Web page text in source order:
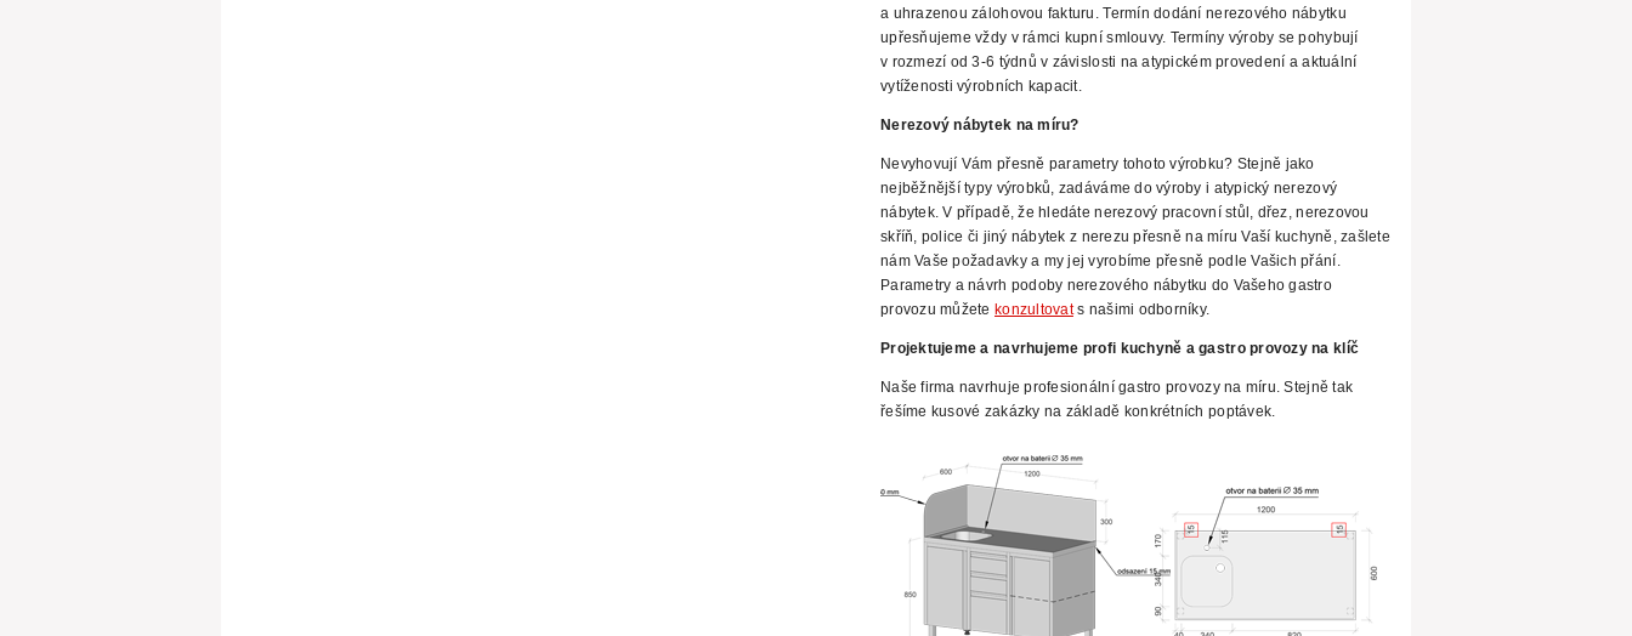
a uhrazenou zálohovou fakturu. Termín dodání nerezového nábytku
upřesňujeme vždy v rámci kupní smlouvy. Termíny výroby se pohybují
v rozmezí od 3-6 týdnů v závislosti na atypickém provedení a aktuální
vytíženosti výrobních kapacit.
Nerezový nábytek na míru?
Nevyhovují Vám přesně parametry tohoto výrobku? Stejně jako
nejběžnější typy výrobků, zadáváme do výroby i atypický nerezový
nábytek. V případě, že hledáte nerezový pracovní stůl, dřez, nerezovou
skříň, police či jiný nábytek z nerezu přesně na míru Vaší kuchyně, zašlete
nám Vaše požadavky a my jej vyrobíme přesně podle Vašich přání.
Parametry a návrh podoby nerezového nábytku do Vašeho gastro
provozu můžete konzultovats našimi odborníky.
Projektujeme a navrhujeme profi kuchyně a gastro provozy na klíč
Naše firma navrhuje profesionální gastro provozy na míru. Stejně tak
řešíme kusové zakázky na základě konkrétních poptávek.